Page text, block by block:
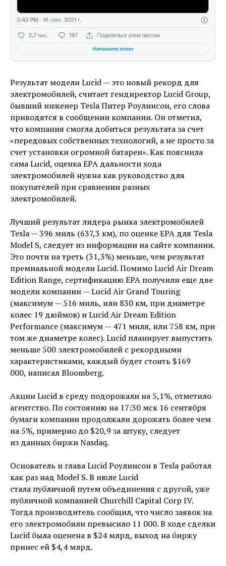
Результат модели Lucid — это новый рекорд для
электромобилей, считает гендиректор Lucid Group,
бывший инженер Tesla Питер Роулинсон, его слова
приводятся в сообщении компании. Он отметил,
что компания смогла добиться результата за счет
«передовых собственных технологий, а не просто за
счет установки огромной батареи». Как пояснила
сама Lucid, оценка EPA дальности хода
электромобилей нужна как руководство для
покупателей при сравнении разных
электромобилей.
Лучший результат лидера рынка электромобилей
Tesla — 396 миль (637,3 км), по оценке EPA для Tesla
Model S, следует из информации на сайте компании.
Это почти на треть (31,3%) меньше, чем результат
премиальной модели Lucid. Помимо Lucid Air Dream
Edition Range, сертификацию EPA получили еще две
модели компании — Lucid Air Grand Touring
(максимум — 516 миль, или 830 км, при диаметре
колес 19 дюймов) и Lucid Air Dream Edition
Performance (максимум — 471 миля, или 758 км, при
том же диаметре колес). Lucid планирует выпустить
меньше 500 электромобилей с рекордными
характеристиками, каждый будет стоить $169
000, написал Bloomberg.
Акции Lucid в среду подорожали на 5,1%, отметило
агентство. По состоянию на 17:30 мск 16 сентября
бумаги компании продолжали дорожать более чем
на 5%, примерно до $20,9 за штуку, следует
из данных биржи Nasdaq.
Основатель и глава Lucid Роулинсон в Tesla работал
как раз над Model S. В июле Lucid
стала публичной путем объединения с другой, уже
публичной компанией Churchill Capital Corp IV.
Тогда производитель сообщил, что число заявок на
его электромобили превысило 11 000. В ходе сделки
Lucid была оценена в $24 млрд, выход на биржу
принес ей $4,4 млрд.